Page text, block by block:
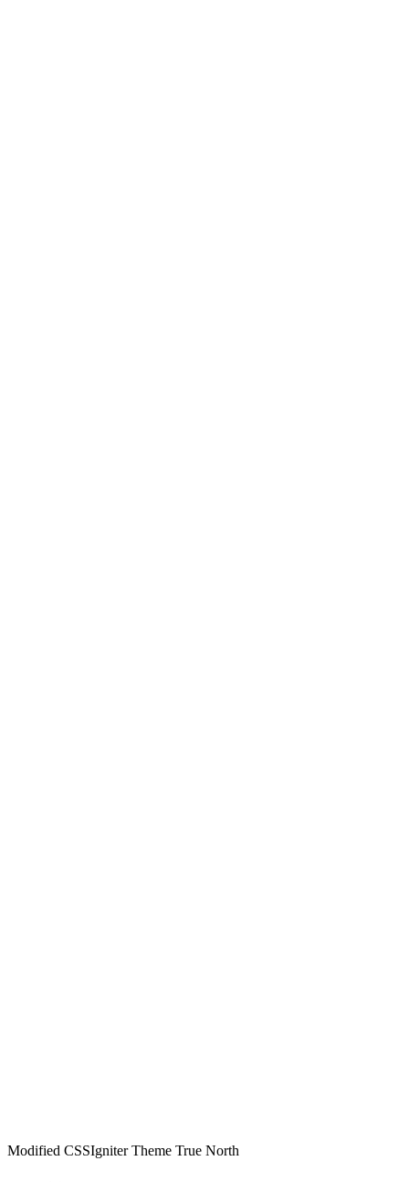
Modified CSSIgniter Theme True North